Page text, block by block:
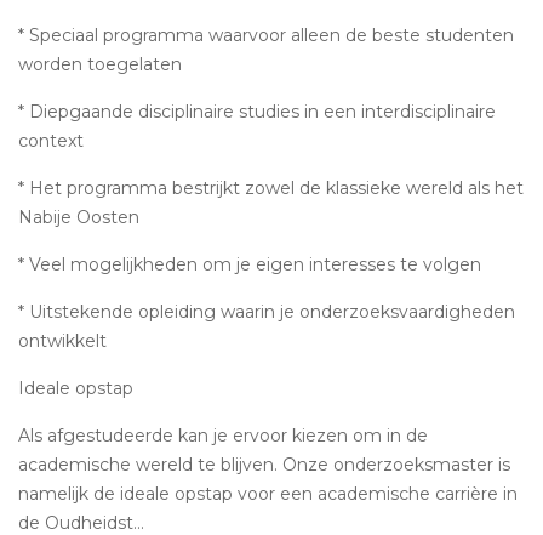
* Speciaal programma waarvoor alleen de beste studenten
worden toegelaten
* Diepgaande disciplinaire studies in een interdisciplinaire
context
* Het programma bestrijkt zowel de klassieke wereld als het
Nabije Oosten
* Veel mogelijkheden om je eigen interesses te volgen
* Uitstekende opleiding waarin je onderzoeksvaardigheden
ontwikkelt
Ideale opstap
Als afgestudeerde kan je ervoor kiezen om in de
academische wereld te blijven. Onze onderzoeksmaster is
namelijk de ideale opstap voor een academische carrière in
de Oudheidst...